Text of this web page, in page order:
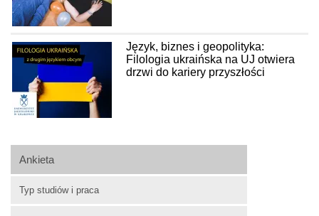
Ankieta
Typ studiów i praca
Język, biznes i geopolityka:
Filologia ukraińska na UJ otwiera
drzwi do kariery przyszłości